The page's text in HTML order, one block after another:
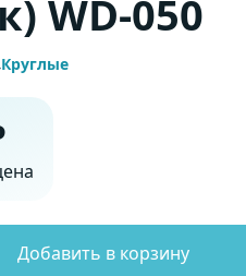
WD-050
Круглые
Добавить в корзину